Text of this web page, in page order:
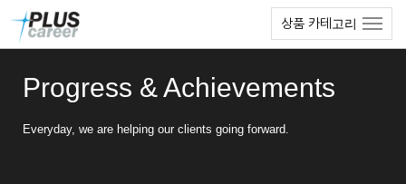
상품 카테고리
Progress & Achievements
Everyday, we are helping our clients going forward.